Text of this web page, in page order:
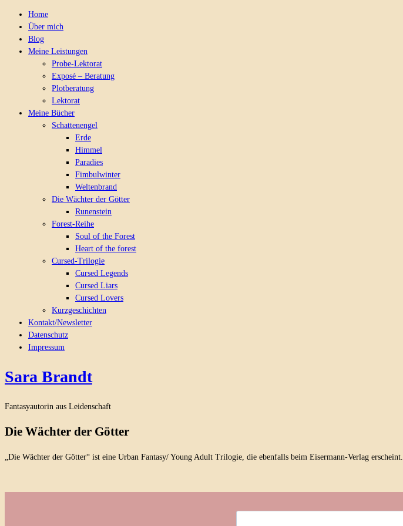
Home
Über mich
Blog
Meine Leistungen
Probe-Lektorat
Exposé – Beratung
Plotberatung
Lektorat
Meine Bücher
Schattenengel
Erde
Himmel
Paradies
Fimbulwinter
Weltenbrand
Die Wächter der Götter
Runenstein
Forest-Reihe
Soul of the Forest
Heart of the forest
Cursed-Trilogie
Cursed Legends
Cursed Liars
Cursed Lovers
Kurzgeschichten
Kontakt/Newsletter
Datenschutz
Impressum
Sara Brandt
Fantasyautorin aus Leidenschaft
Die Wächter der Götter
„Die Wächter der Götter“ ist eine Urban Fantasy/ Young Adult Trilogie, die ebenfalls beim Eisermann-Verlag erscheint.